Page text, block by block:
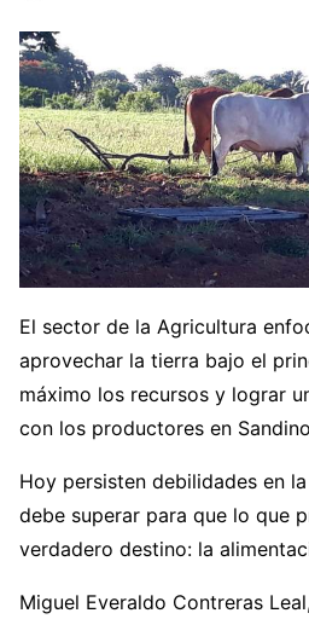
El sector de la Agricultura
aprovechar la tierra bajo el
máximo los recursos y lograr
con los productores en
Hoy persisten debilidades en
debe superar para que lo que
verdadero destino: la
Miguel Everaldo Contreras